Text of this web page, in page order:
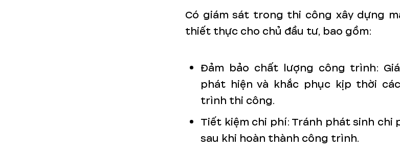
Có giám sát trong thi công xây dựng
thiết thực cho chủ đầu tư, bao gồm:
Đảm bảo chất lượng công trình:
phát hiện và khắc phục kịp thời
trình thi công.
Tiết kiệm chi phí: Tránh phát sinh chi
sau khi hoàn thành công trình.